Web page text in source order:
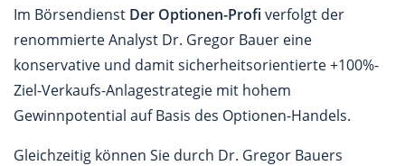
Im Börsendienst Der Optionen-Profi verfolgt der
renommierte Analyst Dr. Gregor Bauer eine
konservative und damit sicherheitsorientierte +100%-
Ziel-Verkaufs-Anlagestrategie mit hohem
Gewinnpotential auf Basis des Optionen-Handels.
Gleichzeitig können Sie durch Dr. Gregor Bauers